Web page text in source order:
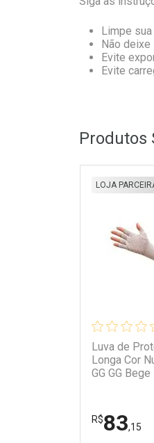
Limpe
Não deixe
Evite
Evite
Produtos
Luva de
Longa Cor
GG GG Bege
LOJA
R$83,15